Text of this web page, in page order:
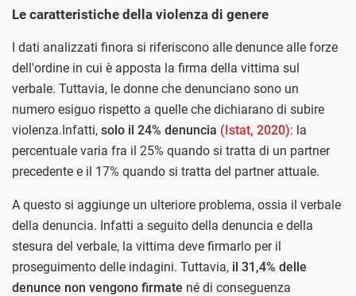
Le caratteristiche della violenza di genere
I dati analizzati finora si riferiscono alle denunce alle forze
dell'ordine in cui è apposta la firma della vittima sul
verbale. Tuttavia, le donne che denunciano sono un
numero esiguo rispetto a quelle che dichiarano di subire
violenza.Infatti, solo il 24% denuncia (Istat, 2020): la
percentuale varia fra il 25% quando si tratta di un partner
precedente e il 17% quando si tratta del partner attuale.
A questo si aggiunge un ulteriore problema, ossia il verbale
della denuncia. Infatti a seguito della denuncia e della
stesura del verbale, la vittima deve firmarlo per il
proseguimento delle indagini. Tuttavia, il 31,4% delle
denunce non vengono firmate né di conseguenza